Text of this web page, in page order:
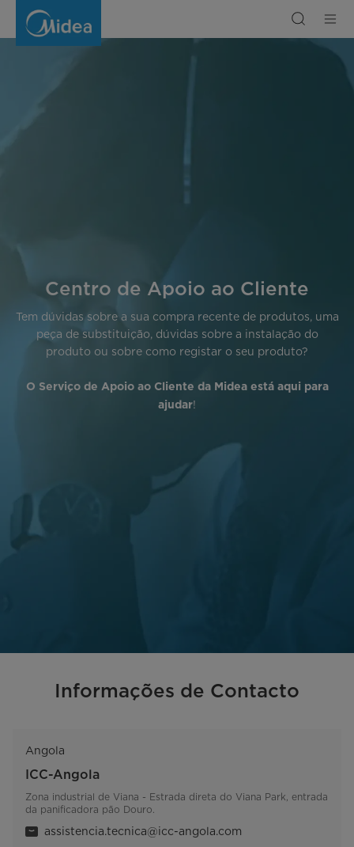
Centro de Apoio ao Cliente
Tem dúvidas sobre a sua compra recente de produtos, uma
peça de substituição, dúvidas sobre a instalação do
produto ou sobre como registar o seu produto?
O Serviço de Apoio ao Cliente da Midea está aqui para
ajudar!
Informações de Contacto
Angola
ICC-Angola
Zona industrial de Viana - Estrada direta do Viana Park, entrada
da panificadora pão Douro.
assistencia.tecnica@icc-angola.com